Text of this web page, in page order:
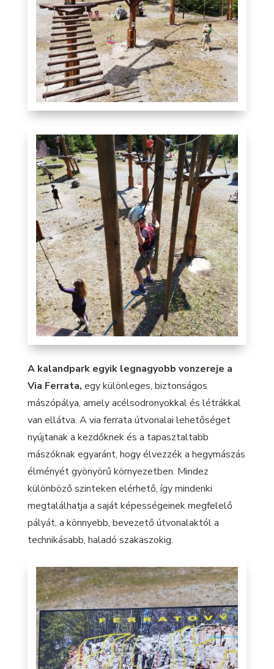
A kalandpark egyik legnagyobb vonzereje a
Via Ferrata, egy különleges, biztonságos
mászópálya, amely acélsodronyokkal és létrákkal
van ellátva. A via ferrata útvonalai lehetőséget
nyújtanak a kezdőknek és a tapasztaltabb
mászóknak egyaránt, hogy élvezzék a hegymászás
élményét gyönyörű környezetben. Mindez
különböző szinteken elérhető, így mindenki
megtalálhatja a saját képességeinek megfelelő
pályát, a könnyebb, bevezető útvonalaktól a
technikásabb, haladó szakaszokig.